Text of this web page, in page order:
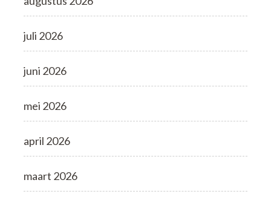
juli 2026
juni 2026
mei 2026
april 2026
maart 2026